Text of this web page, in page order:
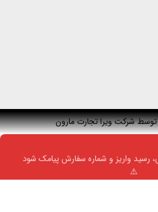
شرکت ویرا تجارت مارون
رسید واریز و شماره سفارش پیامک شود
⚠️